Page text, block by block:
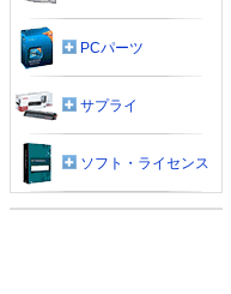
PCパーツ
サプライ
ソフト・ライセンス